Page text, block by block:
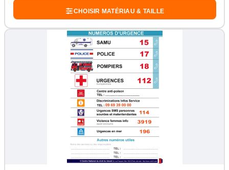
CHOISIR MATÉRIAU & TAILLE